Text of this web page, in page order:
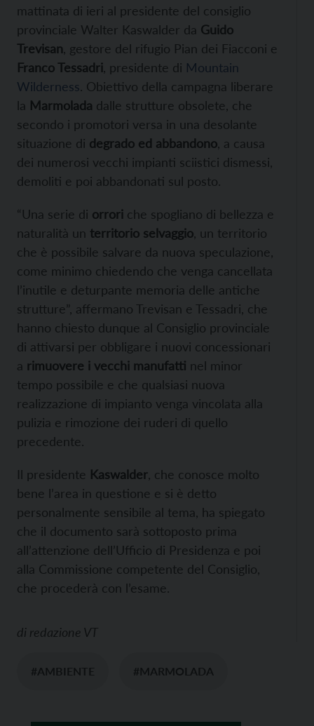
mattinata di ieri al presidente del consiglio
provinciale Walter Kaswalder da Guido
Trevisan , gestore del rifugio Pian dei Fiacconi e
Franco Tessadri , presidente di Mountain
Wilderness. Obiettivo della campagna liberare
la Marmolada dalle strutture obsolete, che
secondo i promotori versa in una desolante
situazione di degrado ed abbandono , a causa
dei numerosi vecchi impianti sciistici dismessi,
demoliti e poi abbandonati sul posto.
“Una serie di orrori che spogliano di bellezza e
naturalità un territorio selvaggio , un territorio
che è possibile salvare da nuova speculazione,
come minimo chiedendo che venga cancellata
l’inutile e deturpante memoria delle antiche
strutture”, affermano Trevisan e Tessadri, che
hanno chiesto dunque al Consiglio provinciale
di attivarsi per obbligare i nuovi concessionari
a rimuovere i vecchi manufatti nel minor
tempo possibile e che qualsiasi nuova
realizzazione di impianto venga vincolata alla
pulizia e rimozione dei ruderi di quello
precedente.
Il presidente Kaswalder , che conosce molto
bene l’area in questione e si è detto
personalmente sensibile al tema, ha spiegato
che il documento sarà sottoposto prima
all’attenzione dell’Ufficio di Presidenza e poi
alla Commissione competente del Consiglio,
che procederà con l’esame.
di redazione VT
#AMBIENTE #MARMOLADA